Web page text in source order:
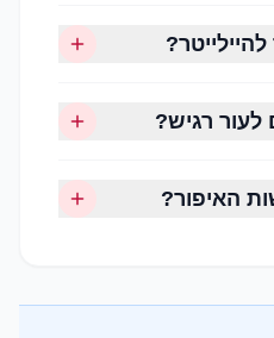
לאיפור ומסייע בשיפור
רגיש?
האיפור?